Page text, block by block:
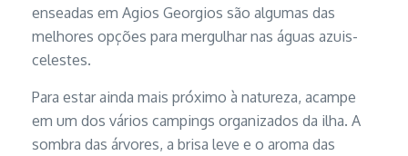
enseadas em Agios Georgios são algumas das
melhores opções para mergulhar nas águas azuis-
celestes.
Para estar ainda mais próximo à natureza, acampe
em um dos vários campings organizados da ilha. A
sombra das árvores, a brisa leve e o aroma das